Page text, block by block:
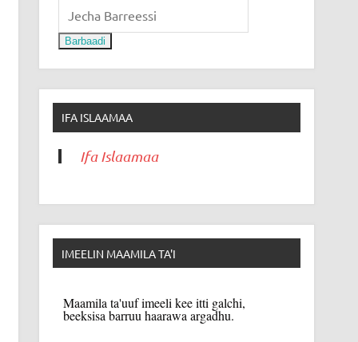
Barbaadi
IFA ISLAAMAA
Ifa Islaamaa
IMEELIN MAAMILA TA'I
Maamila ta'uuf imeeli kee itti galchi,
beeksisa barruu haarawa argadhu.